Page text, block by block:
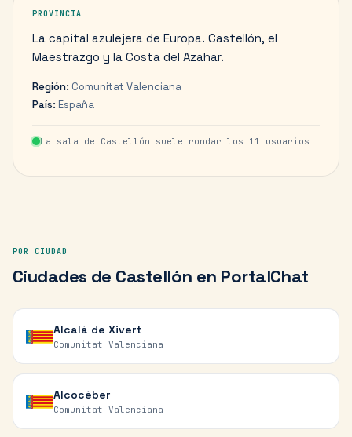
PROVINCIA
La capital azulejera de Europa. Castellón, el
Maestrazgo y la Costa del Azahar.
Región: Comunitat Valenciana
País: España
La sala de Castellón suele rondar los 11 usuarios
POR CIUDAD
Ciudades de Castellón en PortalChat
Alcalà de Xivert
Comunitat Valenciana
Alcocéber
Comunitat Valenciana